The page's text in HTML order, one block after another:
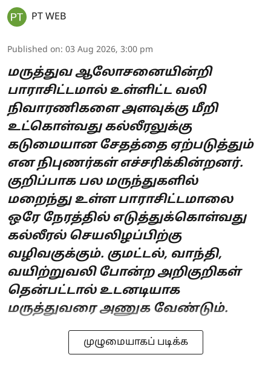
PT WEB
Published on: 03 Aug 2026, 3:00 pm
மருத்துவ ஆலோசனையின்றி
பாராசிட்டமால் உள்ளிட்ட வலி
நிவாரணிகளை அளவுக்கு மீறி
உட்கொள்வது கல்லீரலுக்கு
கடுமையான சேதத்தை ஏற்படுத்தும்
என நிபுணர்கள் எச்சரிக்கின்றனர்.
குறிப்பாக பல மருந்துகளில்
மறைந்து உள்ள பாராசிட்டமாலை
ஒரே நேரத்தில் எடுத்துக்கொள்வது
கல்லீரல் செயலிழப்பிற்கு
வழிவகுக்கும். குமட்டல், வாந்தி,
வயிற்றுவலி போன்ற அறிகுறிகள்
தென்பட்டால் உடனடியாக
மருத்துவரை அணுக வேண்டும்.
முழுமையாகப் படிக்க